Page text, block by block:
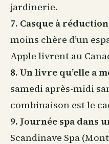
jardinerie.
7. Casque à
moins chère d’un
Apple livrent au
8. Un livre qu’elle a
samedi après-midi
combinaison est le
9. Journée spa dans
Scandinave Spa